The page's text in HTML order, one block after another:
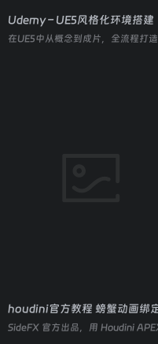
Udemy – UE5风格化环境搭建